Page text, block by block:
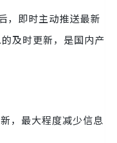
，即时主动推送最新
及时更新，是国内产
，最大程度减少信息